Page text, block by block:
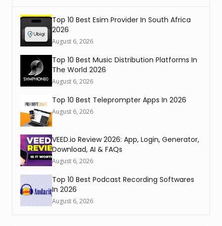
Top 10 Best Esim Provider In South Africa
2026
August 6, 2026
Top 10 Best Music Distribution Platforms In
The World 2026
August 6, 2026
Top 10 Best Teleprompter Apps In 2026
August 6, 2026
VEED.io Review 2026: App, Login, Generator,
Download, AI & FAQs
August 6, 2026
Top 10 Best Podcast Recording Softwares
In 2026
August 6, 2026